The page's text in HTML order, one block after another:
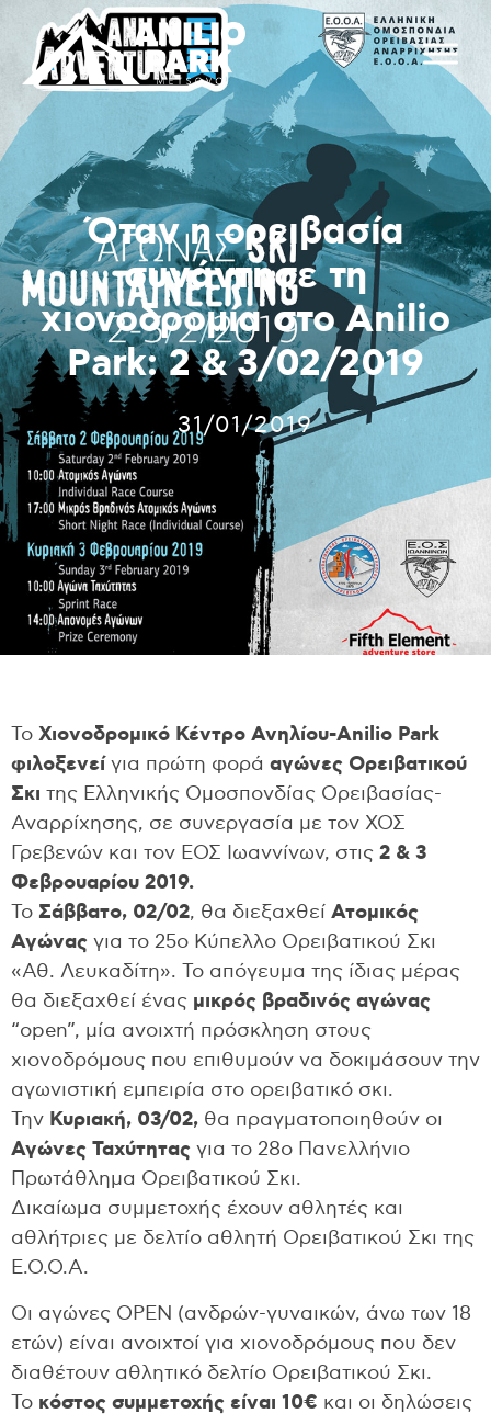
Όταν η ορειβασία
συνάντησε τη
χιονοδρομία στο Anilio
Park: 2 & 3/02/2019
31/01/2019
Το Χιονοδρομικό Κέντρο Ανηλίου-Anilio Park
φιλοξενεί για πρώτη φορά αγώνες Ορειβατικού
Σκι της Ελληνικής Ομοσπονδίας Ορειβασίας-
Αναρρίχησης, σε συνεργασία με τον ΧΟΣ
Γρεβενών και τον ΕΟΣ Ιωαννίνων, στις 2 & 3
Φεβρουαρίου 2019.
Το Σάββατο, 02/02, θα διεξαχθεί Ατομικός
Αγώνας για το 25ο Κύπελλο Ορειβατικού Σκι
«Αθ. Λευκαδίτη». To απόγευμα της ίδιας μέρας
θα διεξαχθεί ένας μικρός βραδινός αγώνας
“open”, μία ανοιχτή πρόσκληση στους
χιονοδρόμους που επιθυμούν να δοκιμάσουν την
αγωνιστική εμπειρία στο ορειβατικό σκι.
Την Κυριακή, 03/02, θα πραγματοποιηθούν οι
Αγώνες Ταχύτητας για το 28ο Πανελλήνιο
Πρωτάθλημα Ορειβατικού Σκι.
Δικαίωμα συμμετοχής έχουν αθλητές και
αθλήτριες με δελτίο αθλητή Ορειβατικού Σκι της
Ε.Ο.Ο.Α.
Οι αγώνες OPEN (ανδρών-γυναικών, άνω των 18
ετών) είναι ανοιχτοί για χιονοδρόμους που δεν
διαθέτουν αθλητικό δελτίο Ορειβατικού Σκι.
Το κόστος συμμετοχής είναι 10€ και οι δηλώσεις